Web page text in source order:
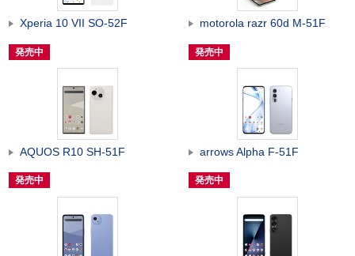
Xperia 10 VII SO-52F
発売中
motorola razr 60d M-51F
発売中
AQUOS R10 SH-51F
発売中
arrows Alpha F-51F
発売中